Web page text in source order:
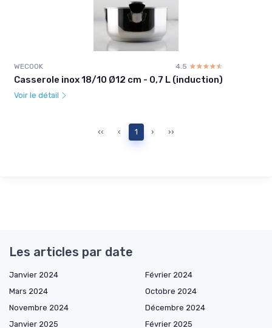
WECOOK 4.5 ☆☆☆☆☆
★★★★★
Casserole inox 18/10 Ø12 cm - 0,7 L (induction)
Voir le détail
‹‹ ‹ 1 › ››
Les articles par date
Janvier 2024
Février 2024
Mars 2024
Octobre 2024
Novembre 2024
Décembre 2024
Janvier 2025
Février 2025